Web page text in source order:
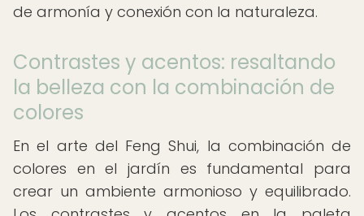
de armonía y conexión con la naturaleza.
Contrastes y acentos: resaltando
la belleza con la combinación de
colores
En el arte del Feng Shui, la combinación de
colores en el jardín es fundamental para
crear un ambiente armonioso y equilibrado.